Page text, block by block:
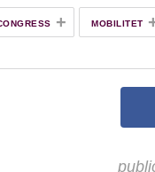
+ MOBILITET